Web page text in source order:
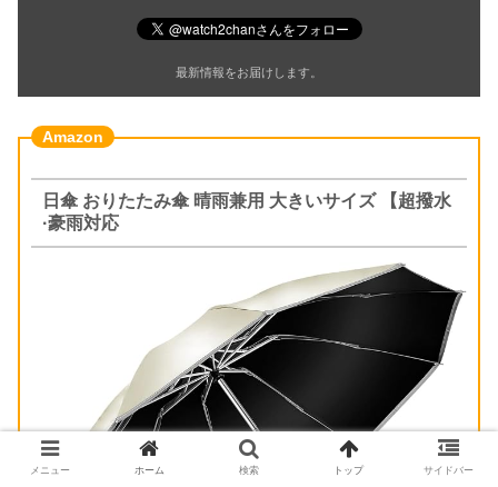
最新情報をお届けします。
日傘 おりたたみ傘 晴雨兼用 大きいサイズ 【超撥水
·豪雨対応
メニュー ホーム 検索 トップ サイドバー